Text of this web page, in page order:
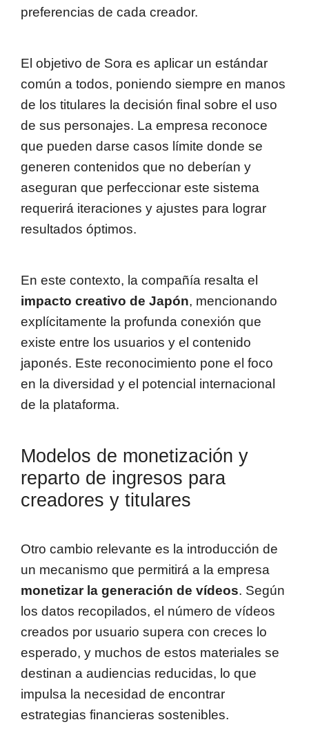
preferencias de cada creador.
El objetivo de Sora es aplicar un estándar
común a todos, poniendo siempre en manos
de los titulares la decisión final sobre el uso
de sus personajes. La empresa reconoce
que pueden darse casos límite donde se
generen contenidos que no deberían y
aseguran que perfeccionar este sistema
requerirá iteraciones y ajustes para lograr
resultados óptimos.
En este contexto, la compañía resalta el
impacto creativo de Japón, mencionando
explícitamente la profunda conexión que
existe entre los usuarios y el contenido
japonés. Este reconocimiento pone el foco
en la diversidad y el potencial internacional
de la plataforma.
Modelos de monetización y
reparto de ingresos para
creadores y titulares
Otro cambio relevante es la introducción de
un mecanismo que permitirá a la empresa
monetizar la generación de vídeos. Según
los datos recopilados, el número de vídeos
creados por usuario supera con creces lo
esperado, y muchos de estos materiales se
destinan a audiencias reducidas, lo que
impulsa la necesidad de encontrar
estrategias financieras sostenibles.